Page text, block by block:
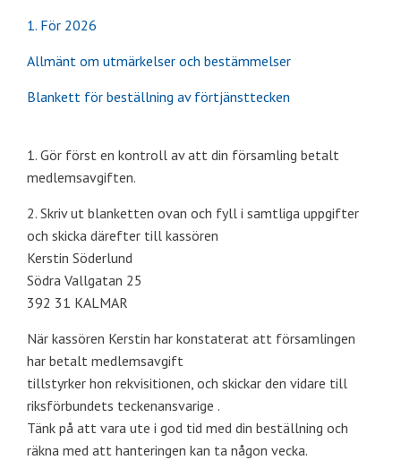
1. För 2026
Allmänt om utmärkelser och bestämmelser
Blankett för beställning av förtjänsttecken
1. Gör först en kontroll av att din församling betalt
medlemsavgiften.
2. Skriv ut blanketten ovan och fyll i samtliga uppgifter
och skicka därefter till kassören
Kerstin Söderlund
Södra Vallgatan 25
392 31 KALMAR
När kassören Kerstin har konstaterat att församlingen
har betalt medlemsavgift
tillstyrker hon rekvisitionen, och skickar den vidare till
riksförbundets teckenansvarige .
Tänk på att vara ute i god tid med din beställning och
räkna med att hanteringen kan ta någon vecka.